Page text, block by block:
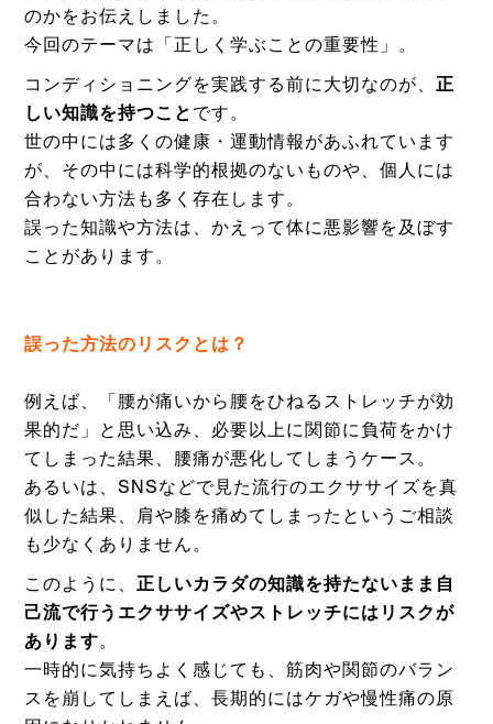
のかをお伝えしました。
今回のテーマは「正しく学ぶことの重要性」。
コンディショニングを実践する前に大切なのが、正
しい知識を持つこと です。
世の中には多くの健康・運動情報があふれています
が、その中には科学的根拠のないものや、個人には
合わない方法も多く存在します。
誤った知識や方法は、かえって体に悪影響を及ぼす
ことがあります。
誤った方法のリスクとは？
例えば、「腰が痛いから腰をひねるストレッチが効
果的だ」と思い込み、必要以上に関節に負荷をかけ
てしまった結果、腰痛が悪化してしまうケース。
あるいは、SNSなどで見た流行のエクササイズを真
似した結果、肩や膝を痛めてしまったというご相談
も少なくありません。
このように、正しいカラダの知識を持たないまま自
己流で行うエクササイズやストレッチにはリスクが
あります。
一時的に気持ちよく感じても、筋肉や関節のバラン
スを崩してしまえば、長期的にはケガや慢性痛の原